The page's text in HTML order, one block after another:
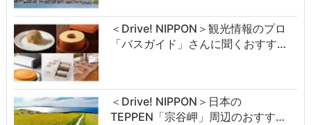
＜Drive! NIPPON＞観光情報のプロ
「バスガイド」さんに聞くおすす…
＜Drive! NIPPON＞日本の
TEPPEN「宗谷岬」周辺のおすす…